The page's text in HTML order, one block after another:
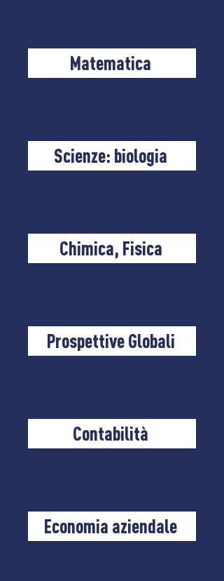
Matematica
Scienze: biologia
Chimica, Fisica
Prospettive Globali
Contabilità
Economia aziendale